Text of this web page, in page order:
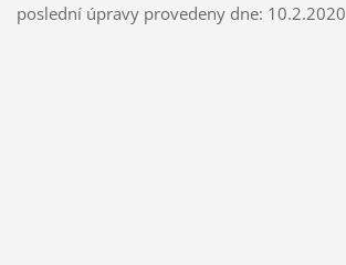
poslední úpravy provedeny dne: 10.2.2020